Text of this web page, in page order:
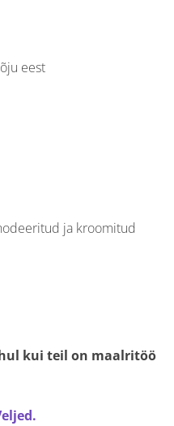
eest
ja kroomitud
kui teil on maalritöö